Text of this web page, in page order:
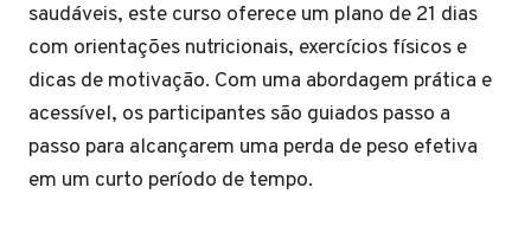
saudáveis, este curso oferece um plano de 21 dias
com orientações nutricionais, exercícios físicos e
dicas de motivação. Com uma abordagem prática e
acessível, os participantes são guiados passo a
passo para alcançarem uma perda de peso efetiva
em um curto período de tempo.